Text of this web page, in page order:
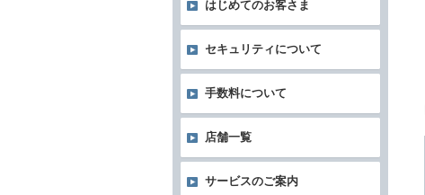
はじめてのお客さま
セキュリティについて
手数料について
店舗一覧
サービスのご案内